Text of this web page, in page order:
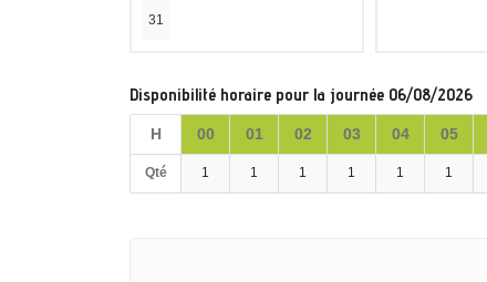
31
Disponibilité horaire pour la journée 06/08/2026
H 00 01 02 03 04 05
Qté 1 1 1 1 1 1